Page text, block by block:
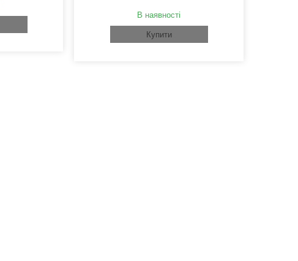
В наявності
Купити